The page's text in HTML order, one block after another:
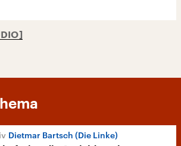
Dietmar Bartsch (Die Linke)